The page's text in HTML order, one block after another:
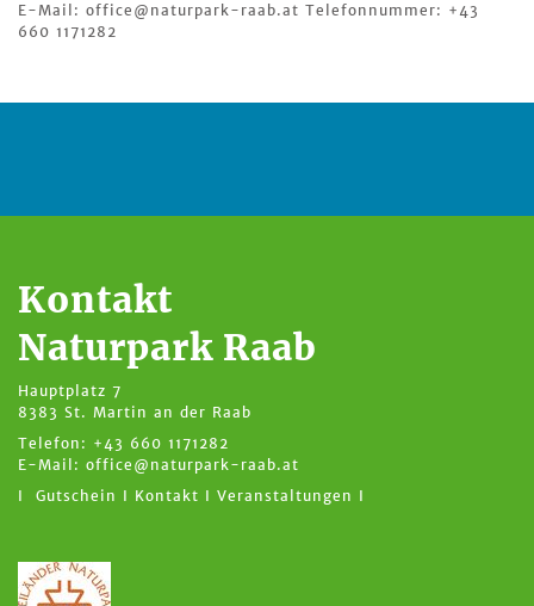
E-Mail: office@naturpark-raab.at Telefonnummer: +43
660 1171282
Kontakt
Naturpark Raab
Hauptplatz 7
8383 St. Martin an der Raab
Telefon: +43 660 1171282
E-Mail: office@naturpark-raab.at
I Gutschein I Kontakt I Veranstaltungen I